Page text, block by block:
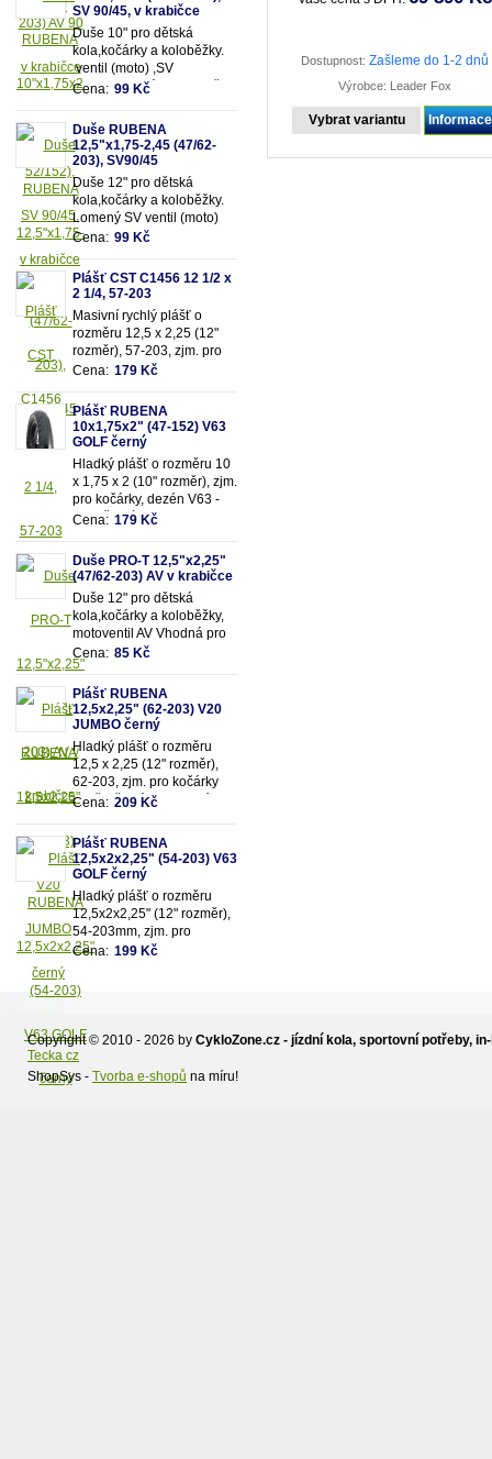
kola.
Dostupnost: Zašleme do 1-2 dnů
Výrobce: Leader Fox
Vybrat variantu Informace
203mm)
SV 90/45, v krabičce
Duše 10" pro dětská
kola,kočárky a koloběžky.
ventil (moto) ,SV
90/90.Vhodná pro rozměry
52/152mm)
Cena: 99 Kč
Duše RUBENA
12,5"x1,75-2,45 (47/62-
203), SV90/45
Duše 12" pro dětská
kola,kočárky a koloběžky.
Lomený SV ventil (moto)
90/45. Vhodná pro rozměry
2,45 (resp. 47/62-203mm)
Cena: 99 Kč
Plášť CST C1456 12 1/2 x
2 1/4, 57-203
Masivní rychlý plášť o
rozměru 12,5 x 2,25 (12"
rozměr), 57-203, zjm. pro
kočárky popř. dětská kola
Cena: 179 Kč
Plášť RUBENA
10x1,75x2" (47-152) V63
GOLF černý
Hladký plášť o rozměru 10
x 1,75 x 2 (10" rozměr), zjm.
pro kočárky, dezén V63 -
Golf, černý.
Cena: 179 Kč
Duše PRO-T 12,5"x2,25"
(47/62-203) AV v krabičce
Duše 12" pro dětská
kola,kočárky a koloběžky,
motoventil AV Vhodná pro
rozměry pláště 12,5"x2,25"
(resp.47/62-203mm)
Cena: 85 Kč
Plášť RUBENA
12,5x2,25" (62-203) V20
JUMBO černý
Hladký plášť o rozměru
12,5 x 2,25 (12" rozměr),
62-203, zjm. pro kočárky
popř. dětská kola, dezén
Cena: 209 Kč
Plášť RUBENA
12,5x2x2,25" (54-203) V63
GOLF černý
Hladký plášť o rozměru
12,5x2x2,25" (12" rozměr),
54-203mm, zjm. pro
kočárky popř. dětská kola,
černý.Vhodné na kočárek
JANE,zadní kola.
Cena: 199 Kč
Copyright © 2010 - 2026 by CykloZone.cz - jízdní kola, sportovní potřeby,
Tecka cz
ShopSys - Tvorba e-shopů na míru!